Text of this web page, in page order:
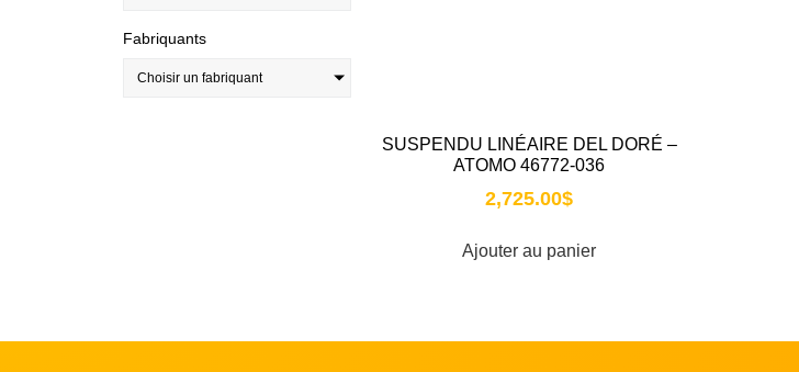
Fabriquants
Choisir un fabriquant
SUSPENDU LINÉAIRE DEL DORÉ –
ATOMO 46772-036
2,725.00$
Ajouter au panier